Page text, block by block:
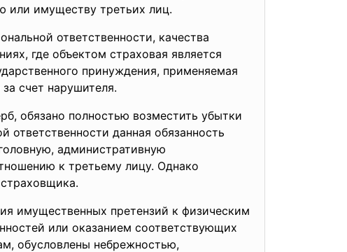
или имуществу третьих лиц.
ответственности, качества
где объектом страховая является
принуждения, применяемая
счет нарушителя.
обязано полностью возместить убытки
ответственности данная обязанность
административную
к третьему лицу. Однако
имущественных претензий к физическим
или оказанием соответствующих
обусловлены небрежностью,